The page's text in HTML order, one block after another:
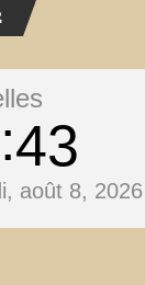
43
août 8, 2026